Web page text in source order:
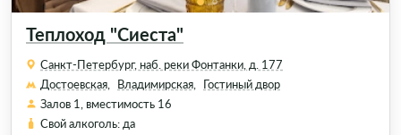
Теплоход "Сиеста"
Санкт-Петербург, наб. реки Фонтанки, д. 177
Достоевская,
Владимирская,
Гостиный двор
Залов 1, вместимость 16
Свой алкоголь: да